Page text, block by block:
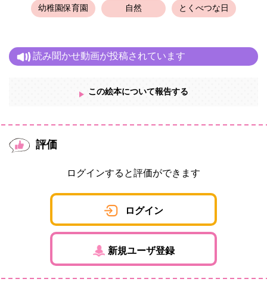
保育者さんを応援する輪が広がれば嬉しいです！
幼稚園保育園 自然 とくべつな日
読み聞かせ動画が投稿されています
この絵本について報告する
評価
ログインすると評価ができます
ログイン
新規ユーザ登録